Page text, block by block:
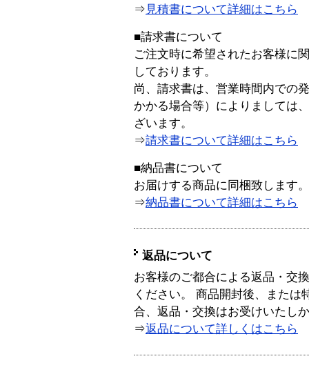
⇒ 見積書について詳細はこちら
■請求書について
ご注文時に希望されたお客様に
しております。
尚、請求書は、営業時間内での
かかる場合等）によりましては
ざいます。
⇒請求書について詳細はこちら
■納品書について
お届けする商品に同梱致します。
⇒納品書について詳細はこちら
返品について
お客様のご都合による返品・交
ください。 商品開封後、または
合、返品・交換はお受けいたし
⇒返品について詳しくはこちら